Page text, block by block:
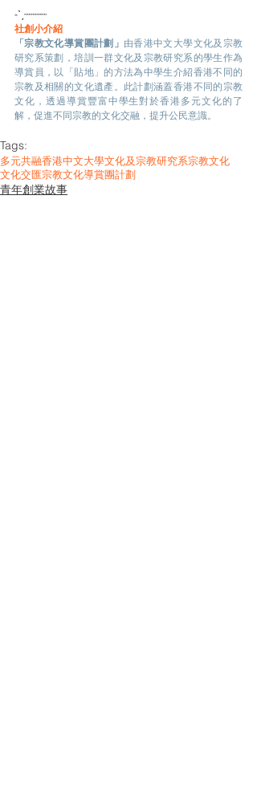
-ˋˏ┈┈┈┈
社創小介紹
「宗教文化導賞團計劃」 由香港中文大學文化及宗教
研究系策劃，培訓一群文化及宗教研究系的學生作為
導賞員，以「貼地」的方法為中學生介紹香港不同的
宗教及相關的文化遺產。此計劃涵蓋香港不同的宗教
文化，透過導賞豐富中學生對於香港多元文化的了
解，促進不同宗教的文化交融，提升公民意識。
Tags:
多元共融香港中文大學文化及宗教研究系宗教文化
文化交匯宗教文化導賞團計劃
青年創業故事